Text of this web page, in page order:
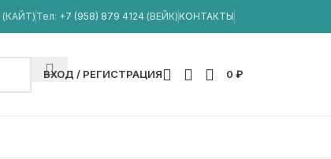
(КАЙТ) Тел: +7 (958) 879 4124 (ВЕЙК) КОНТАКТЫ
ВХОД / РЕГИСТРАЦИЯ 0 ₽